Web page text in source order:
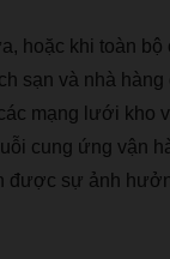
a, hoặc khi toàn bộ
ch sạn và nhà hàng
ác mạng l ưới kho v
ỗi cung ứng vận h
được sự ảnh hưở